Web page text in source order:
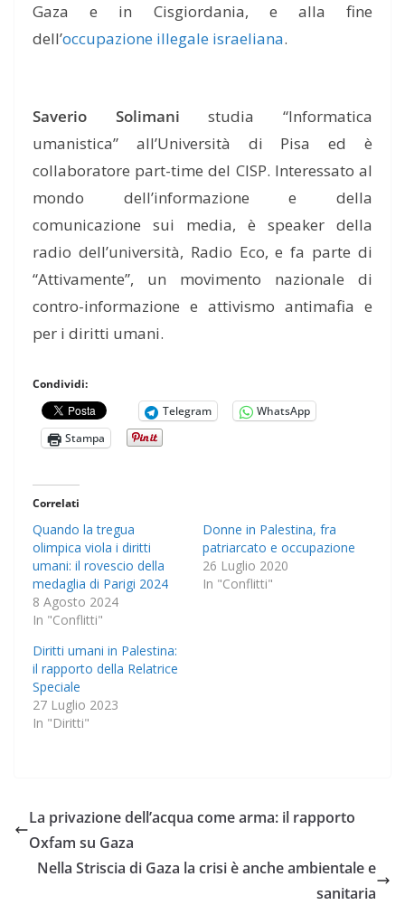
Gaza e in Cisgiordania, e alla fine
dell’occupazione illegale israeliana.
Saverio Solimani studia “Informatica
umanistica” all’Università di Pisa ed è
collaboratore part-time del CISP. Interessato al
mondo dell’informazione e della
comunicazione sui media, è speaker della
radio dell’università, Radio Eco, e fa parte di
“Attivamente”, un movimento nazionale di
contro-informazione e attivismo antimafia e
per i diritti umani.
Condividi:
Telegram
WhatsApp
Stampa
Correlati
Quando la tregua
olimpica viola i diritti
umani: il rovescio della
medaglia di Parigi 2024
8 Agosto 2024
In "Conflitti"
Donne in Palestina, fra
patriarcato e occupazione
26 Luglio 2020
In "Conflitti"
Diritti umani in Palestina:
il rapporto della Relatrice
Speciale
27 Luglio 2023
In "Diritti"
La privazione dell’acqua come arma: il rapporto
Oxfam su Gaza
Nella Striscia di Gaza la crisi è anche ambientale e
sanitaria